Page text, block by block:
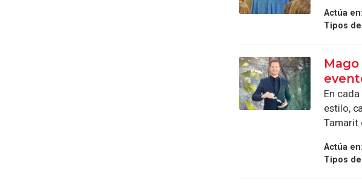
Actúa en:
Tipos
En
estilo,
Tamarit
Actúa en:
Tipos